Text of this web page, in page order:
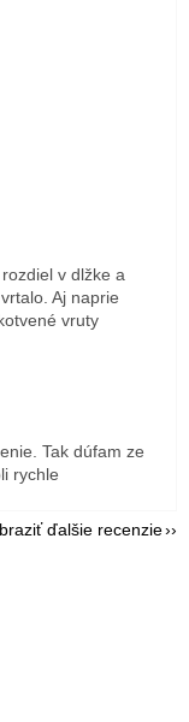
v dlžke a
Aj naprie
vruty
Tak dúfam ze
rychle
ďalšie recenzie